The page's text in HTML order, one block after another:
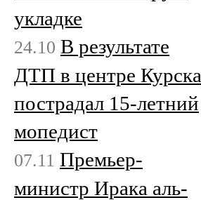
укладке
24.10 В результате
ДТП в центре Курска
пострадал 15-летний
мопедист
07.11 Премьер-
министр Ирака аль-